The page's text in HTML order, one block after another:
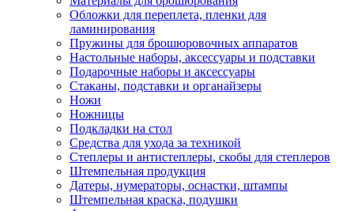
Обложки для переплета, пленки для
ламинирования
Пружины для брошюровочных аппаратов
Настольные наборы, аксессуары и подставки
Подарочные наборы и аксессуары
Стаканы, подставки и органайзеры
Ножи
Ножницы
Подкладки на стол
Средства для ухода за техникой
Степлеры и антистеплеры, скобы для степлеров
Штемпельная продукция
Датеры, нумераторы, оснастки, штампы
Штемпельная краска, подушки